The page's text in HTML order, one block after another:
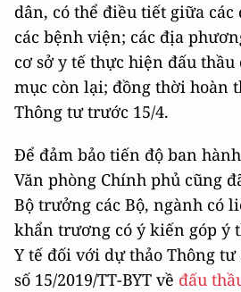
dân, có thể điều tiết giữa
các bệnh viện; các địa
cơ sở y tế thực hiện đấu
mục còn lại; đồng thời hoàn
Thông tư trước 15/4.
Để đảm bảo tiến độ ban
Văn phòng Chính phủ cũng
Bộ trưởng các Bộ, ngành có
khẩn trương có ý kiến góp ý
Y tế đối với dự thảo Thông
số 15/2019/TT-BYT về đấu